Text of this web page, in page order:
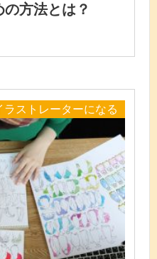
方法とは？
ラストレーターになる